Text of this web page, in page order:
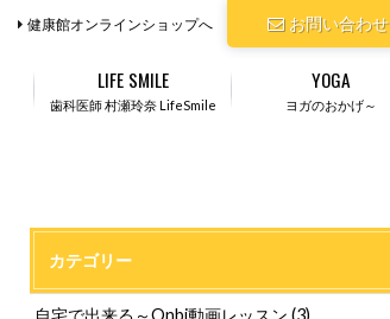
お問い合わせ
健康館オンラインショップへ
歯科医師 村瀬玲奈 LifeSmile
LIFE SMILE
ヨガのおかげ～
YOGA
カテゴリー
自宅で出来る～Onbi動画レッスン(3)